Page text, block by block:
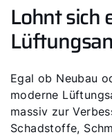
Lohnt sich
Egal ob Neubau
moderne
massiv zur
Schadstoffe,